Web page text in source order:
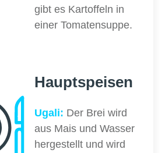
gibt es Kartoffeln in
einer Tomatensuppe.
Hauptspeisen
Ugali: Der Brei wird
aus Mais und Wasser
hergestellt und wird